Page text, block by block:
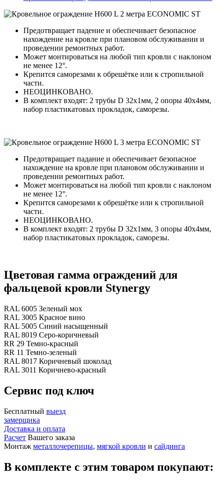
Предотвращает падение и обеспечивает безопасное
нахождение на кровле при плановом обслуживании и
проведении ремонтных работ.
Может монтироваться на любой тип кровли с наклоном
не менее 12°.
Крепится саморезами к обрешётке или к стропильной
части.
НЕОЦИНКОВАНО.
В комплект входят: 2 трубы D 32х1мм, 2 опоры 40х4мм,
набор пластикатовых прокладок, саморезы.
Предотвращает падание и обеспечивает безопасное
нахождение на кровле при плановом обслуживании и
проведении ремонтных работ.
Может монтироваться на любой тип кровли с наклоном
не менее 12°.
Крепится саморезами к обрешётке или к стропильной
части.
НЕОЦИНКОВАНО.
В комплект входят: 2 трубы D 32х1мм, 3 опоры 40х4мм,
набор пластикатовых прокладок, саморезы.
Цветовая гамма ограждений для
фальцевой кровли Stynergy
RAL 6005 Зеленый мох
RAL 3005 Красное вино
RAL 5005 Синий насыщенный
RAL 8019 Серо-коричневый
RR 29 Темно-красный
RR 11 Темно-зеленый
RAL 8017 Коричневый шоколад
RAL 3011 Коричнево-красный
Сервис под ключ
Бесплатный выезд
замерщика
Доставка и оплата
Расчет Вашего заказа
Монтаж металлочерепицы, мягкой кровли и сайдинга
В комплекте с этим товаром покупают: